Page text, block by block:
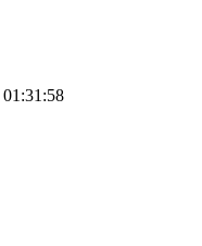
01:31:58